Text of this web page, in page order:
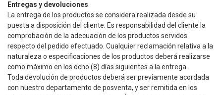
Entregas y devoluciones
La entrega de los productos se considera realizada desde su
puesta a disposición del cliente. Es responsabilidad del cliente la
comprobación de la adecuación de los productos servidos
respecto del pedido efectuado. Cualquier reclamación relativa a la
naturaleza o especificaciones de los productos deberá realizarse
como máximo en los ocho (8) días siguientes a la entrega.
Toda devolución de productos deberá ser previamente acordada
con nuestro departamento de posventa, y ser remitida en los
Buscador